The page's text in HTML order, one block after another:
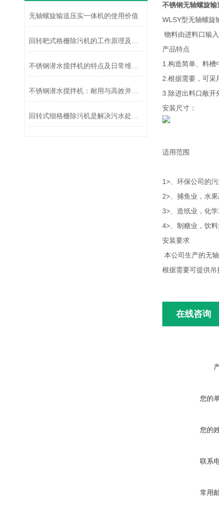
不锈钢无轴螺旋
WLSY型无轴螺旋
物料由进料口输
产品特点
1.构造简单、料槽
2.根据需要，可采
3.除进出料口敞开
安装尺寸：
适用范围
1>、环保公司的
2>、捕鱼业，水
3>、造纸业，化
4>、制糖业，饮
安装要求
本公司生产的无
根据需要可提供
在线咨询
您的
您的
联系
常用
无轴螺旋输送压实一体机的使用价值
回转耙式格栅除污机的工作原理及应用
不锈钢潜水搅拌机的特点及日常维护方法
不锈钢潜水搅拌机：耐用与高效并存的水下“动力引擎”
回转式细格栅除污机是解决污水处理难题的有效工具